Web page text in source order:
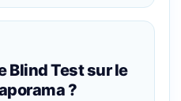
Blind Test sur le
?